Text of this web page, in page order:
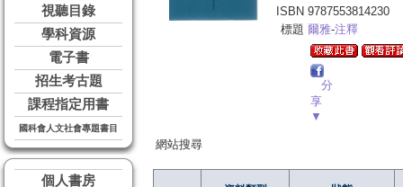
視聽目錄
學科資源
電子書
招生考古題
課程指定用書
國科會人文社會專題書目
個人書房
ISBN 9787553814230
標題 爾雅-注釋
分
享
▼
網站搜尋